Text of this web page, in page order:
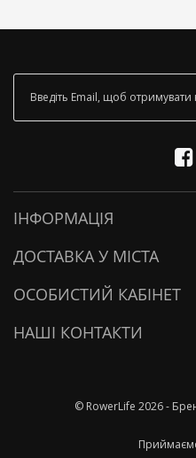
ІНФОРМАЦІЯ
ДОСТАВКА У МІСТА
ОСОБИСТИЙ КАБІНЕТ
НАШІ КОНТАКТИ
© RowerLife 2026 -